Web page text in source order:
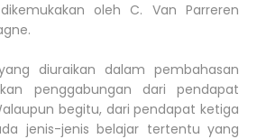
oleh C. Van Parreren
diuraikan dalam pembahasan
penggabungan dari pendapat
begitu, dari pendapat ketiga
jenis-jenis belajar tertentu yang